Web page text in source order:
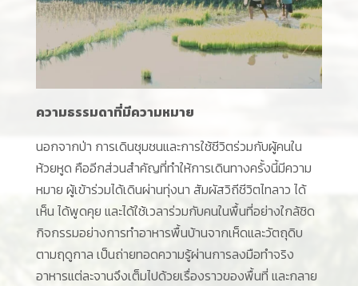
ความธรรมดาที่มีความหมาย
นอกจากป่า การเดินชุมชนและการใช้ชีวิตร่วมกับผู้คนใน
ห้วยหูด คืออีกส่วนสำคัญที่ทำให้การเดินทางครั้งนี้มีความ
หมาย ผู้เข้าร่วมได้เดินผ่านทุ่งนา สัมผัสวิถีชีวิตไทลาว ได้
เห็น ได้พูดคุย และได้ใช้เวลาร่วมกับคนในพื้นที่อย่างใกล้ชิด
กิจกรรมอย่างการทำอาหารพื้นบ้านจากเห็ดและวัตถุดิบ
ตามฤดูกาล เป็นถ่ายทอดความรู้ผ่านการลงมือทำจริง
อาหารแต่ละจานจึงเต็มไปด้วยเรื่องราวของพื้นที่ และกลาย